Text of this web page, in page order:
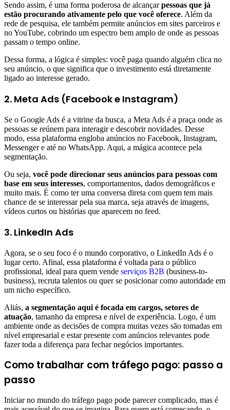
Sendo assim, é uma forma poderosa de alcançarpessoas que já
estão procurando ativamente pelo que você oferece. Além da
rede de pesquisa, ele também permite anúncios em sites parceiros e
no YouTube, cobrindo um espectro bem amplo de onde as pessoas
passam o tempo online.
Dessa forma, a lógica é simples: você paga quando alguém clica no
seu anúncio, o que significa que o investimento está diretamente
ligado ao interesse gerado.
2. Meta Ads (Facebook e Instagram)
Se o Google Ads é a vitrine da busca, a Meta Ads é a praça onde as
pessoas se reúnem para interagir e descobrir novidades. Desse
modo, essa plataforma engloba anúncios no Facebook, Instagram,
Messenger e até no WhatsApp. Aqui, a mágica acontece pela
segmentação.
Ou seja, você pode direcionar seus anúncios para pessoas com
base em seus interesses, comportamentos, dados demográficos e
muito mais. É como ter uma conversa direta com quem tem mais
chance de se interessar pela sua marca, seja através de imagens,
vídeos curtos ou histórias que aparecem no feed.
3. LinkedIn Ads
Agora, se o seu foco é o mundo corporativo, o LinkedIn Ads é o
lugar certo. Afinal, essa plataforma é voltada para o público
profissional, ideal para quem vende serviços B2B (business-to-
business), recruta talentos ou quer se posicionar como autoridade em
um nicho específico.
Aliás, a segmentação aqui é focada em cargos, setores de
atuação, tamanho da empresa e nível de experiência. Logo, é um
ambiente onde as decisões de compra muitas vezes são tomadas em
nível empresarial e estar presente com anúncios relevantes pode
fazer toda a diferença para fechar negócios importantes.
Como trabalhar com tráfego pago: passo a
passo
Iniciar no mundo do tráfego pago pode parecer complicado, mas é